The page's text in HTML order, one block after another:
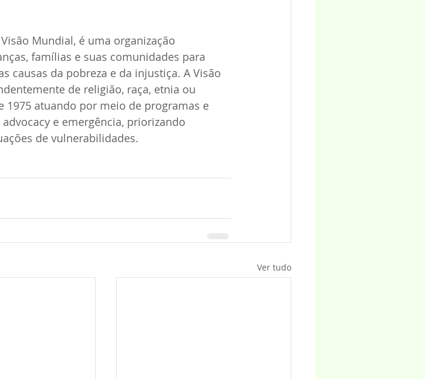
Mundial, é uma organização
famílias e suas comunidades para
causas da pobreza e da injustiça. A Visão
de religião, raça, etnia ou
1975 atuando por meio de programas e
e emergência, priorizando
de vulnerabilidades.
Ver tudo